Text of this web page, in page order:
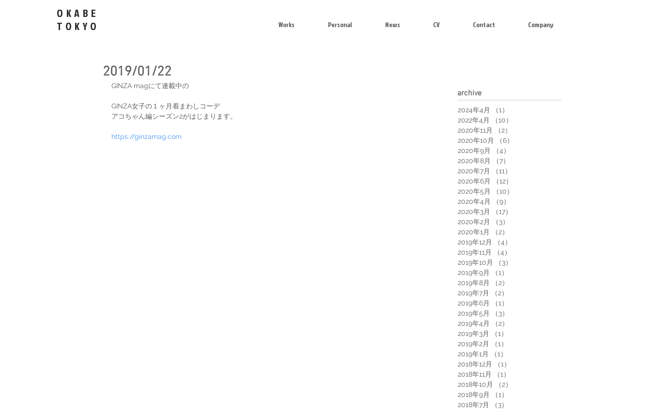
OKABE
​TOKYO
Works Personal News CV Contact Company
2019/01/22
GINZA magにて連載中の
GINZA女子の１ヶ月着まわしコーデ
アコちゃん編シーズン2がはじまります。
https://ginzamag.com
archive
2024年4月 （1）
2022年4月
（10）
2020年11月
（2）
2020年10月
（6）
2020年9月
（4）
2020年8月
（7）
2020年7月
（11）
2020年6月
（12）
2020年5月
（10）
2020年4月
（9）
2020年3月
（17）
2020年2月
（3）
2020年1月
（2）
2019年12月
（4）
2019年11月
（4）
2019年10月
（3）
2019年9月
（1）
2019年8月
（2）
2019年7月
（2）
2019年6月
（1）
2019年5月
（3）
2019年4月
（2）
2019年3月
（1）
2019年2月
（1）
2019年1月
（1）
2018年12月
（1）
2018年11月
（1）
2018年10月
（2）
2018年9月
（1）
2018年7月
（3）